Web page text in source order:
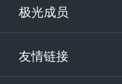
极光成员
友情链接